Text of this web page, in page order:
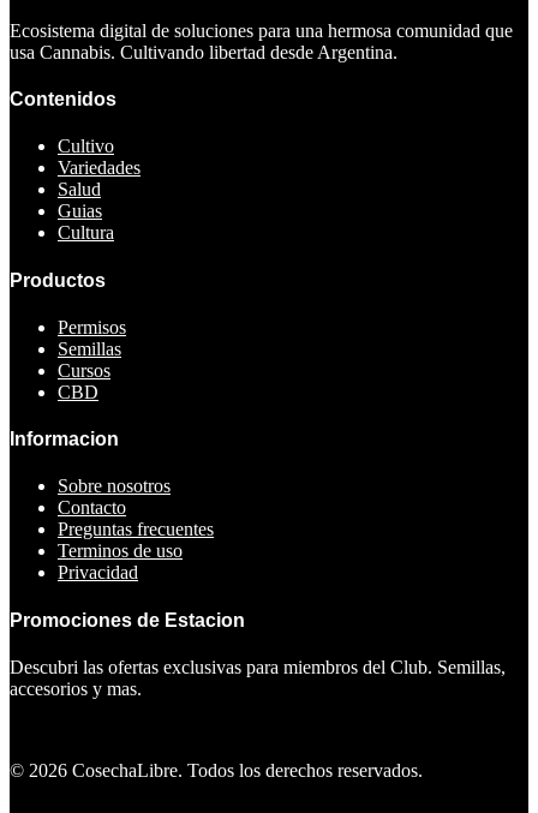
Ecosistema digital de soluciones para una hermosa comunidad que
usa Cannabis. Cultivando libertad desde Argentina.
Contenidos
Cultivo
Variedades
Salud
Guias
Cultura
Productos
Permisos
Semillas
Cursos
CBD
Informacion
Sobre nosotros
Contacto
Preguntas frecuentes
Terminos de uso
Privacidad
Promociones de Estacion
Descubri las ofertas exclusivas para miembros del Club. Semillas,
accesorios y mas.
© 2026 CosechaLibre. Todos los derechos reservados.